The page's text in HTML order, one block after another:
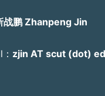
战鹏 Zhanpeng Jin
zjin AT scut (dot)